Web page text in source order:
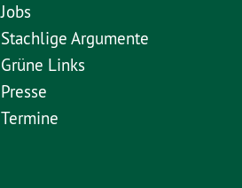
Jobs
Stachlige Argumente
Grüne Links
Presse
Termine